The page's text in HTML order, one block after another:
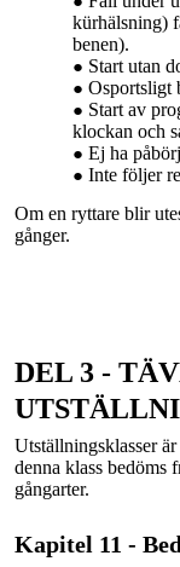
kürhälsning)
benen).
Start utan
Osportsligt
Start av
klockan och
Ej ha
Inte följer
Om en ryttare blir
gånger.
DEL 3 -
Utställningsklasser
denna klass bedöms
gångarter.
Kapitel 11 -